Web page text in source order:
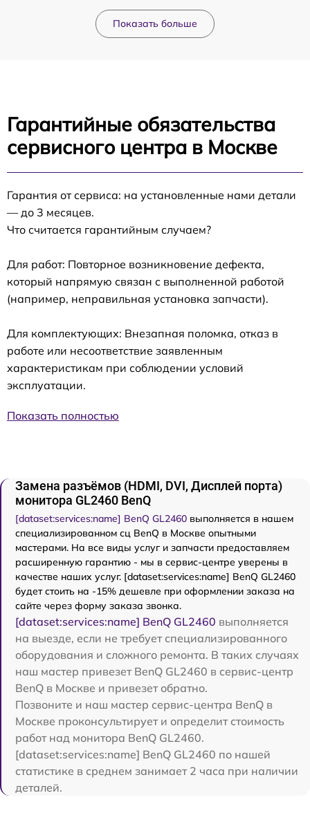
Показать больше
Гарантийные обязательства
сервисного центра в Москве
Гарантия от сервиса: на установленные нами детали
— до 3 месяцев.
Что считается гарантийным случаем?
Для работ: Повторное возникновение дефекта,
который напрямую связан с выполненной работой
(например, неправильная установка запчасти).
Для комплектующих: Внезапная поломка, отказ в
работе или несоответствие заявленным
характеристикам при соблюдении условий
эксплуатации.
Показать полностью
Замена разъёмов (HDMI, DVI, Дисплей порта)
монитора GL2460 BenQ
[dataset:services:name] BenQ GL2460 выполняется в нашем
специализированном сц BenQ в Москве опытными
мастерами. На все виды услуг и запчасти предоставляем
расширенную гарантию - мы в сервис-центре уверены в
качестве наших услуг. [dataset:services:name] BenQ GL2460
будет стоить на -15% дешевле при оформлении заказа на
сайте через форму заказа звонка.
[dataset:services:name] BenQ GL2460 выполняется
на выезде, если не требует специализированного
оборудования и сложного ремонта. В таких случаях
наш мастер привезет BenQ GL2460 в сервис-центр
BenQ в Москве и привезет обратно.
Позвоните и наш мастер сервис-центра BenQ в
Москве проконсультирует и определит стоимость
работ над монитора BenQ GL2460.
[dataset:services:name] BenQ GL2460 по нашей
статистике в среднем занимает 2 часа при наличии
деталей.